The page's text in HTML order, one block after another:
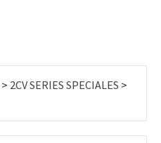
> 2CV SERIES SPECIALES >